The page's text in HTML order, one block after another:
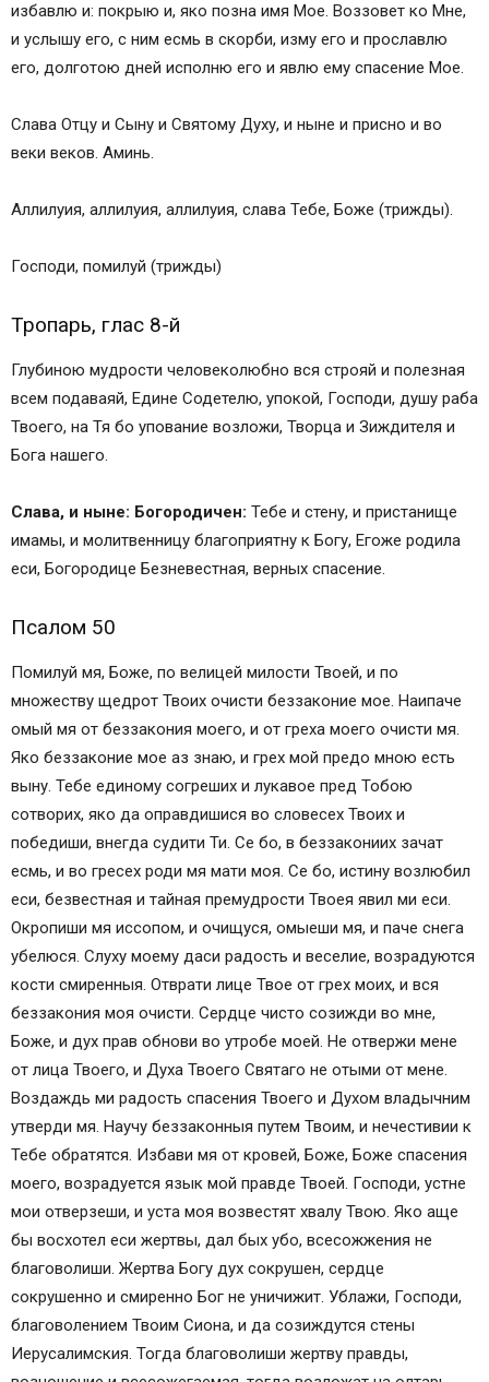
избавлю и: покрыю и, яко позна имя Мое. Воззовет ко Мне,
и услышу его, с ним есмь в скорби, изму его и прославлю
его, долготою дней исполню его и явлю ему спасение Мое.
Слава Отцу и Сыну и Святому Духу, и ныне и присно и во
веки веков. Аминь.
Аллилуия, аллилуия, аллилуия, слава Тебе, Боже (трижды).
Господи, помилуй (трижды)
Тропарь, глас 8-й
Глубиною мудрости человеколюбно вся строяй и полезная
всем подаваяй, Едине Содетелю, упокой, Господи, душу раба
Твоего, на Тя бо упование возложи, Творца и Зиждителя и
Бога нашего.
Слава, и ныне: Богородичен: Тебе и стену, и пристанище
имамы, и молитвенницу благоприятну к Богу, Егоже родила
еси, Богородице Безневестная, верных спасение.
Псалом 50
Помилуй мя, Боже, по велицей милости Твоей, и по
множеству щедрот Твоих очисти беззаконие мое. Наипаче
омый мя от беззакония моего, и от греха моего очисти мя.
Яко беззаконие мое аз знаю, и грех мой предо мною есть
выну. Тебе единому согреших и лукавое пред Тобою
сотворих, яко да оправдишися во словесех Твоих и
победиши, внегда судити Ти. Се бо, в беззакониих зачат
есмь, и во гресех роди мя мати моя. Се бо, истину возлюбил
еси, безвестная и тайная премудрости Твоея явил ми еси.
Окропиши мя иссопом, и очищуся, омыеши мя, и паче снега
убелюся. Слуху моему даси радость и веселие, возрадуются
кости смиренныя. Отврати лице Твое от грех моих, и вся
беззакония моя очисти. Сердце чисто созижди во мне,
Боже, и дух прав обнови во утробе моей. Не отвержи мене
от лица Твоего, и Духа Твоего Святаго не отыми от мене.
Воздаждь ми радость спасения Твоего и Духом владычним
утверди мя. Научу беззаконныя путем Твоим, и нечестивии к
Тебе обратятся. Избави мя от кровей, Боже, Боже спасения
моего, возрадуется язык мой правде Твоей. Господи, устне
мои отверзеши, и уста моя возвестят хвалу Твою. Яко аще
бы восхотел еси жертвы, дал бых убо, всесожжения не
благоволиши. Жертва Богу дух сокрушен, сердце
сокрушенно и смиренно Бог не уничижит. Ублажи, Господи,
благоволением Твоим Сиона, и да созиждутся стены
Иерусалимския. Тогда благоволиши жертву правды,